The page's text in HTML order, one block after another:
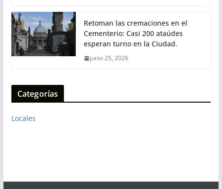
Retoman las cremaciones en el
Cementerio: Casi 200 ataúdes
esperan turno en la Ciudad.
junio 25, 2026
Categorías
Locales